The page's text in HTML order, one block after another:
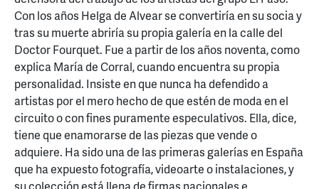
Con los años Helga de Alvear se convertiría en su socia y
tras su muerte abriría su propia galería en la calle del
Doctor Fourquet. Fue a partir de los años noventa, como
explica María de Corral, cuando encuentra su propia
personalidad. Insiste en que nunca ha defendido a
artistas por el mero hecho de que estén de moda en el
circuito o con fines puramente especulativos. Ella, dice,
tiene que enamorarse de las piezas que vende o
adquiere. Ha sido una de las primeras galerías en España
que ha expuesto fotografía, videoarte o instalaciones, y